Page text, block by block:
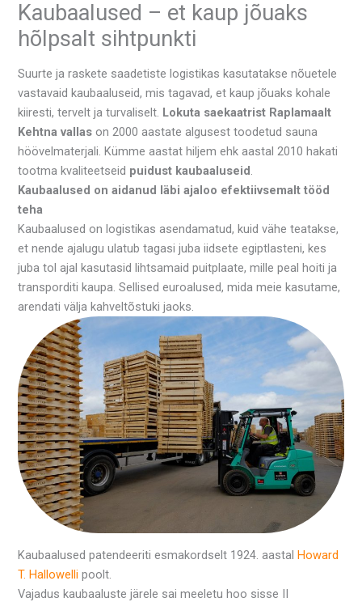
Kaubaalused – et kaup jõuaks
hõlpsalt sihtpunkti
Suurte ja raskete saadetiste logistikas kasutatakse nõuetele
vastavaid kaubaaluseid, mis tagavad, et kaup jõuaks kohale
kiiresti, tervelt ja turvaliselt. Lokuta saekaatrist Raplamaalt
Kehtna vallas on 2000 aastate algusest toodetud sauna
höövelmaterjali. Kümme aastat hiljem ehk aastal 2010 hakati
tootma kvaliteetseid puidust kaubaaluseid.
Kaubaalused on aidanud läbi ajaloo efektiivsemalt tööd
teha
Kaubaalused on logistikas asendamatud, kuid vähe teatakse,
et nende ajalugu ulatub tagasi juba iidsete egiptlasteni, kes
juba tol ajal kasutasid lihtsamaid puitplaate, mille peal hoiti ja
transporditi kaupa. Sellised euroalused, mida meie kasutame,
arendati välja kahveltõstuki jaoks.
Kaubaalused patendeeriti esmakordselt 1924. aastalHoward
T. Hallowelli poolt.
Vajadus kaubaaluste järele sai meeletu hoo sisse II